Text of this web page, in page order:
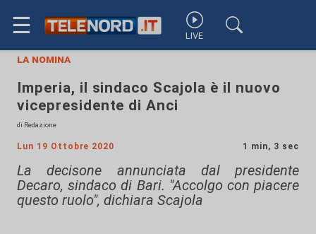
☰ LIVE
la nomina
Imperia, il sindaco Scajola è il nuovo
vicepresidente di Anci
di Redazione
Lun 19 Ottobre 2020 1 min, 3 sec
La decisone annunciata dal presidente
Decaro, sindaco di Bari. "Accolgo con piacere
questo ruolo", dichiara Scajola